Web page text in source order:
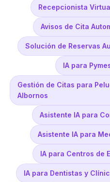
Recepcionista
Avisos de Cita
Solución de Reservas
IA para
Gestión de Citas para
Albornos
Asistente IA para
Asistente IA para
IA para Centros de
IA para Dentistas y